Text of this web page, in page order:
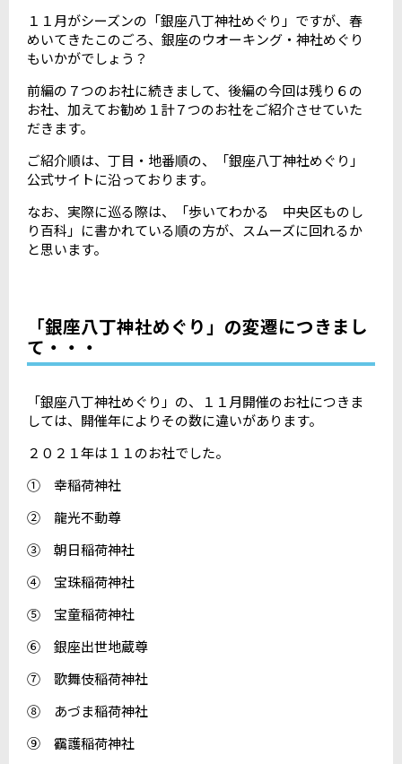
１１月がシーズンの「銀座八丁神社めぐり」ですが、春
めいてきたこのごろ、銀座のウオーキング・神社めぐり
もいかがでしょう？
前編の７つのお社に続きまして、後編の今回は残り６の
お社、加えてお勧め１計７つのお社をご紹介させていた
だきます。
ご紹介順は、丁目・地番順の、「銀座八丁神社めぐり」
公式サイトに沿っております。
なお、実際に巡る際は、「歩いてわかる 中央区ものし
り百科」に書かれている順の方が、スムーズに回れるか
と思います。
「銀座八丁神社めぐり」の変遷につきまし
て・・・
「銀座八丁神社めぐり」の、１１月開催のお社につきま
しては、開催年によりその数に違いがあります。
２０２１年は１１のお社でした。
① 幸稲荷神社
② 龍光不動尊
③ 朝日稲荷神社
④ 宝珠稲荷神社
⑤ 宝童稲荷神社
⑥ 銀座出世地蔵尊
⑦ 歌舞伎稲荷神社
⑧ あづま稲荷神社
⑨ 靍護稲荷神社